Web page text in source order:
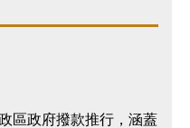
區政府撥款推行，涵蓋